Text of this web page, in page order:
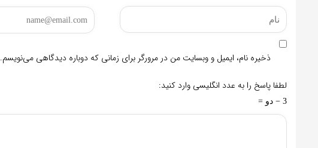
ذخیره نام، ایمیل و وبسایت من در مرورگر برای زمانی که دوباره دیدگاهی می‌نویسم.
لطفا پاسخ را به عدد انگلیسی وارد کنید:
3 − دو =